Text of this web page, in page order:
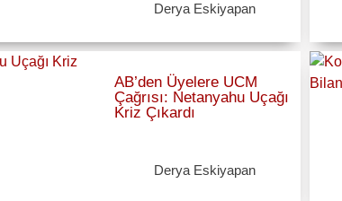
Derya Eskiyapan
AB’den Üyelere UCM
Çağrısı: Netanyahu Uçağı
Kriz Çıkardı
Derya Eskiyapan